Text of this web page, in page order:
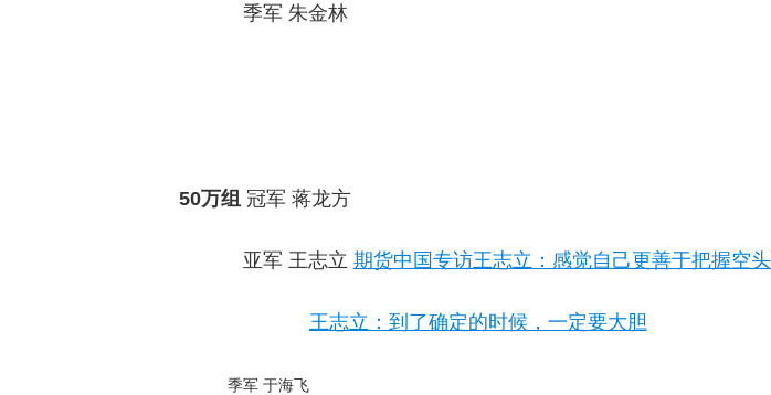
季军 朱金林
50万组 冠军 蒋龙方
亚军 王志立 期货中国专访王志立：感觉自己更善于把握空
王志立：到了确定的时候，一定要大胆
季军 于海飞